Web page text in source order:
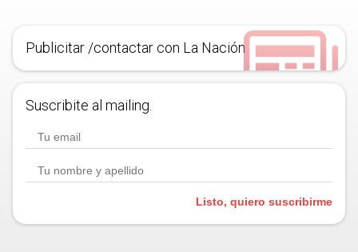
Publicitar /contactar con La Nación
Suscribite al mailing.
Listo, quiero suscribirme